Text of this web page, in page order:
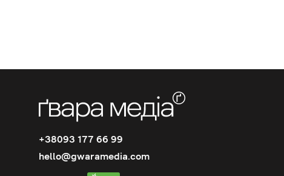
+38093 177 66 99
hello@gwaramedia.com